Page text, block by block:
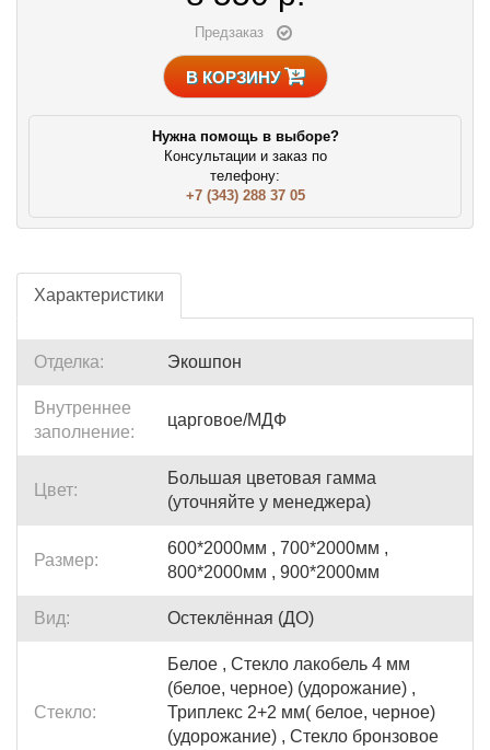
Предзаказ
В КОРЗИНУ
Нужна помощь в выборе?
Консультации и заказ по
телефону:
+7 (343) 288 37 05
Характеристики
Отделка: Экошпон
Внутреннее
заполнение:
царговое/МДФ
Цвет:
Большая цветовая гамма
(уточняйте у менеджера)
Размер:
600*2000мм , 700*2000мм ,
800*2000мм , 900*2000мм
Вид: Остеклённая (ДО)
Стекло:
Белое , Стекло лакобель 4 мм
(белое, черное) (удорожание) ,
Триплекс 2+2 мм( белое, черное)
(удорожание) , Стекло бронзовое